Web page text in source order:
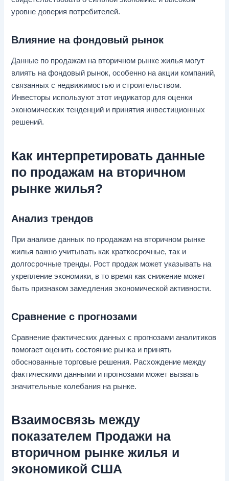
уровне доверия потребителей.
Влияние на фондовый рынок
Данные по продажам на вторичном рынке жилья могут
влиять на фондовый рынок, особенно на акции компаний,
связанных с недвижимостью и строительством.
Инвесторы используют этот индикатор для оценки
экономических тенденций и принятия инвестиционных
решений.
Как интерпретировать данные
по продажам на вторичном
рынке жилья?
Анализ трендов
При анализе данных по продажам на вторичном рынке
жилья важно учитывать как краткосрочные, так и
долгосрочные тренды. Рост продаж может указывать на
укрепление экономики, в то время как снижение может
быть признаком замедления экономической активности.
Сравнение с прогнозами
Сравнение фактических данных с прогнозами аналитиков
помогает оценить состояние рынка и принять
обоснованные торговые решения. Расхождение между
фактическими данными и прогнозами может вызвать
значительные колебания на рынке.
Взаимосвязь между
показателем Продажи на
вторичном рынке жилья и
экономикой США